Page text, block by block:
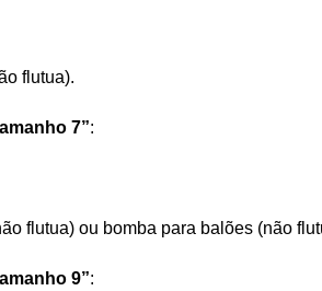
flutua).
7”:
flutua) ou bomba para balões (não
9”: